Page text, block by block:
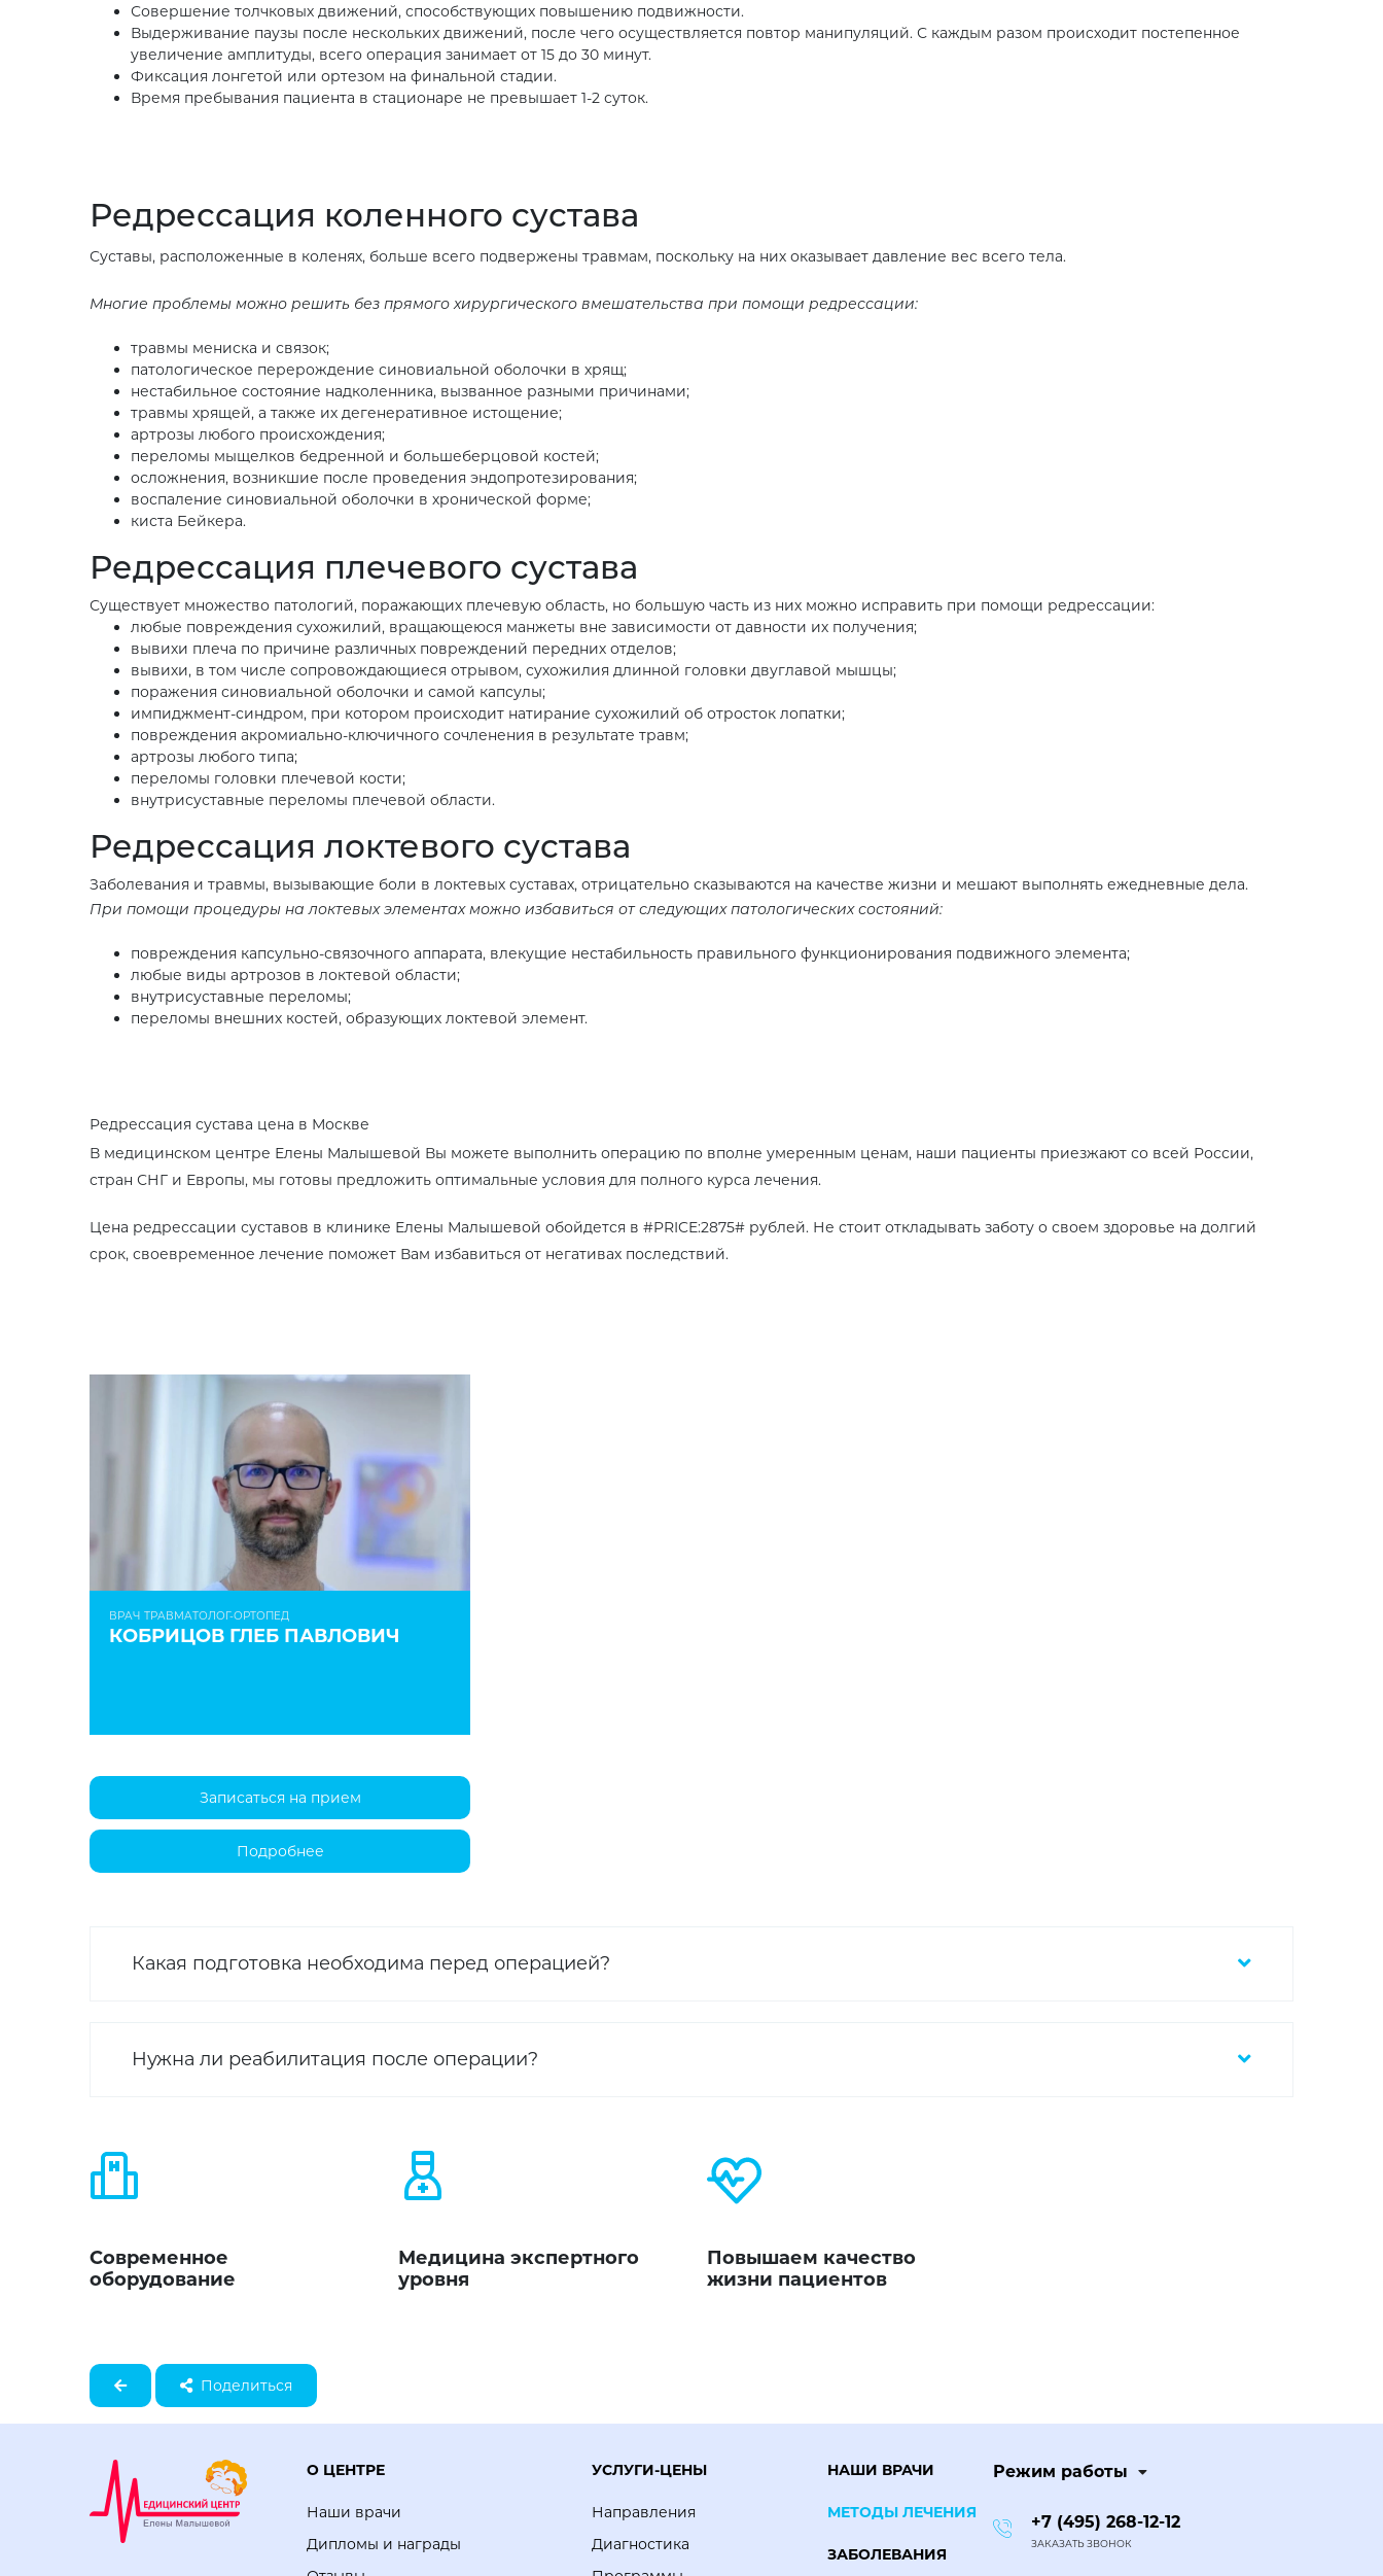
Совершение толчковых движений, способствующих повышению подвижности.
Выдерживание паузы после нескольких движений, после чего осуществляется повтор манипуляций. С каждым разом происходит постепенное
увеличение амплитуды, всего операция занимает от 15 до 30 минут.
Фиксация лонгетой или ортезом на финальной стадии.
Время пребывания пациента в стационаре не превышает 1-2 суток.
Редрессация коленного сустава
Суставы, расположенные в коленях, больше всего подвержены травмам, поскольку на них оказывает давление вес всего тела.
Многие проблемы можно решить без прямого хирургического вмешательства при помощи редрессации:
травмы мениска и связок;
патологическое перерождение синовиальной оболочки в хрящ;
нестабильное состояние надколенника, вызванное разными причинами;
травмы хрящей, а также их дегенеративное истощение;
артрозы любого происхождения;
переломы мыщелков бедренной и большеберцовой костей;
осложнения, возникшие после проведения эндопротезирования;
воспаление синовиальной оболочки в хронической форме;
киста Бейкера.
Редрессация плечевого сустава
Существует множество патологий, поражающих плечевую область, но большую часть из них можно исправить при помощи редрессации:
любые повреждения сухожилий, вращающеюся манжеты вне зависимости от давности их получения;
вывихи плеча по причине различных повреждений передних отделов;
вывихи, в том числе сопровождающиеся отрывом, сухожилия длинной головки двуглавой мышцы;
поражения синовиальной оболочки и самой капсулы;
импиджмент-синдром, при котором происходит натирание сухожилий об отросток лопатки;
повреждения акромиально-ключичного сочленения в результате травм;
артрозы любого типа;
переломы головки плечевой кости;
внутрисуставные переломы плечевой области.
Редрессация локтевого сустава
Заболевания и травмы, вызывающие боли в локтевых суставах, отрицательно сказываются на качестве жизни и мешают выполнять ежедневные дела.
При помощи процедуры на локтевых элементах можно избавиться от следующих патологических состояний:
повреждения капсульно-связочного аппарата, влекущие нестабильность правильного функционирования подвижного элемента;
любые виды артрозов в локтевой области;
внутрисуставные переломы;
переломы внешних костей, образующих локтевой элемент.
Редрессация сустава цена в Москве
В медицинском центре Елены Малышевой Вы можете выполнить операцию по вполне умеренным ценам, наши пациенты приезжают со всей России,
стран СНГ и Европы, мы готовы предложить оптимальные условия для полного курса лечения.
Цена редрессации суставов в клинике Елены Малышевой обойдется в #PRICE:2875# рублей. Не стоит откладывать заботу о своем здоровье на долгий
срок, своевременное лечение поможет Вам избавиться от негативах последствий.
ВРАЧ ТРАВМАТОЛОГ-ОРТОПЕД
КОБРИЦОВ ГЛЕБ ПАВЛОВИЧ
Записаться на прием
Подробнее
Какая подготовка необходима перед операцией?
Нужна ли реабилитация после операции?
Современное
оборудование
Медицина экспертного
уровня
Повышаем качество
жизни пациентов
Поделиться
О ЦЕНТРЕ
Наши врачи
Дипломы и награды
УСЛУГИ-ЦЕНЫ
Направления
Диагностика
НАШИ ВРАЧИ
МЕТОДЫ ЛЕЧЕНИЯ
ЗАБОЛЕВАНИЯ
Режим работы
+7 (495) 268-12-12
ЗАКАЗАТЬ ЗВОНОК